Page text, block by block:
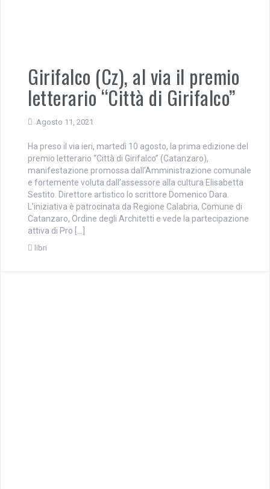
Girifalco (Cz), al via il premio
letterario “Città di Girifalco”
Agosto 11, 2021
Ha preso il via ieri, martedì 10 agosto, la prima edizione del
premio letterario “Città di Girifalco” (Catanzaro),
manifestazione promossa dall’Amministrazione comunale
e fortemente voluta dall’assessore alla cultura Elisabetta
Sestito. Direttore artistico lo scrittore Domenico Dara.
L’iniziativa è patrocinata da Regione Calabria, Comune di
Catanzaro, Ordine degli Architetti e vede la partecipazione
attiva di Pro […]
libri